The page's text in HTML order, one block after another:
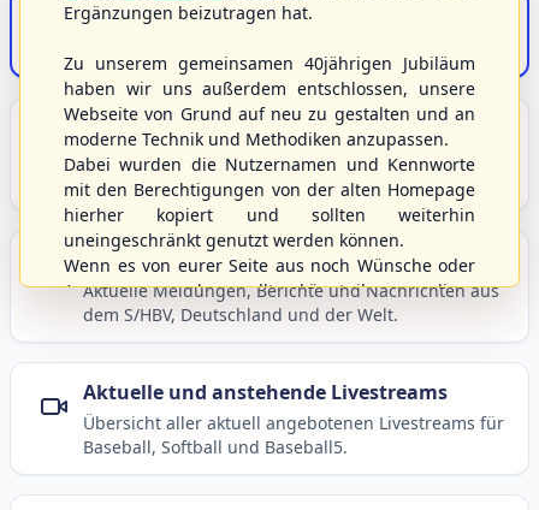
S/HBV-Shop
Unser Sport
Grundlagen und Hintergründe zu Baseball, Softball
und Baseball5.
Berichte und Neuigkeiten
Aktuelle Meldungen, Berichte und Nachrichten aus
dem S/HBV, Deutschland und der Welt.
Aktuelle und anstehende Livestreams
Übersicht aller aktuell angebotenen Livestreams für
Baseball, Softball und Baseball5.
Ergänzungen beizutragen hat.
Zu unserem gemeinsamen 40jährigen Jubiläum
haben wir uns außerdem entschlossen, unsere
Webseite von Grund auf neu zu gestalten und an
moderne Technik und Methodiken anzupassen.
Dabei wurden die Nutzernamen und Kennworte
mit den Berechtigungen von der alten Homepage
hierher kopiert und sollten weiterhin
uneingeschränkt genutzt werden können.
Wenn es von eurer Seite aus noch Wünsche oder
Anregungen geben sollte, könnt ihr uns diese
gerne an die Verbandsadresseinfo@shbvnet.de
schicken.